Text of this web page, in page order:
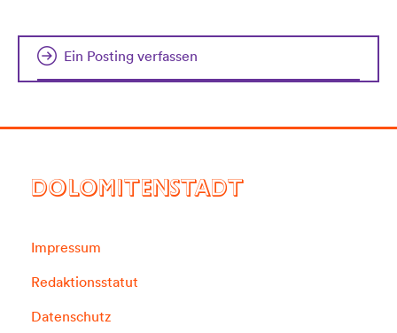
Ein Posting verfassen
DOLOMITENSTADT
Impressum
Redaktionsstatut
Datenschutz